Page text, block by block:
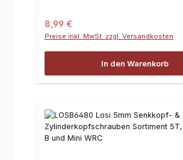
Regulärer Preis:
8,99 €
Preise inkl. MwSt. zzgl. Versandkosten
In den Warenkorb